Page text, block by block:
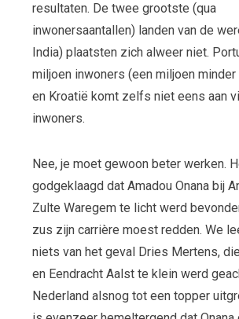
resultaten. De twee grootste (qua
inwonersaantallen) landen van de
India) plaatsten zich alweer niet.
miljoen inwoners (een miljoen minder
en Kroatië komt zelfs niet eens aan
inwoners.
Nee, je moet gewoon beter werken.
godgeklaagd dat Amadou Onana bij
Zulte Waregem te licht werd
zus zijn carrière moest redden. We
niets van het geval Dries Mertens,
en Eendracht Aalst te klein werd
Nederland alsnog tot een topper